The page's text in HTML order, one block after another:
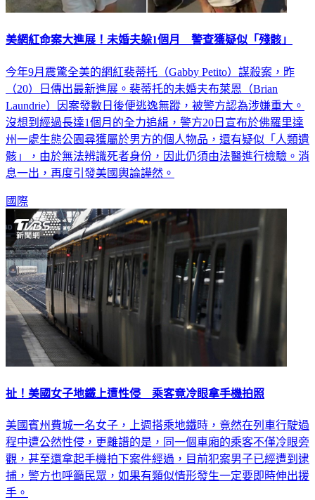
美網紅命案大進展！未婚夫躲1個月 警查獲疑似「殘骸」
今年9月震驚全美的網紅裴蒂托（Gabby Petito）謀殺案，昨
（20）日傳出最新進展。裴蒂托的未婚夫布萊恩（Brian
Laundrie）因案發數日後便逃逸無蹤，被警方認為涉嫌重大。
沒想到經過長達1個月的全力追緝，警方20日宣布於佛羅里達
州一處生態公園尋獲屬於男方的個人物品，還有疑似「人類遺
骸」，由於無法辨識死者身份，因此仍須由法醫進行檢驗。消
息一出，再度引發美國輿論譁然。
國際
扯！美國女子地鐵上遭性侵 乘客竟冷眼拿手機拍照
美國賓州費城一名女子，上週搭乘地鐵時，竟然在列車行駛過
程中遭公然性侵，更離譜的是，同一個車廂的乘客不僅冷眼旁
觀，甚至還拿起手機拍下案件經過，目前犯案男子已經遭到逮
捕，警方也呼籲民眾，如果有類似情形發生一定要即時伸出援
手。